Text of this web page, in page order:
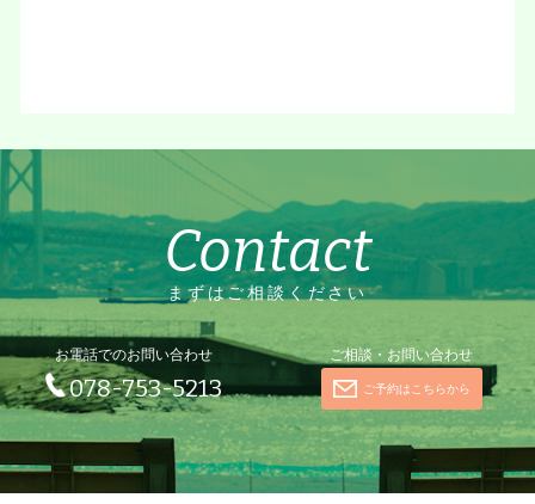
Contact
まずはご相談ください
お電話でのお問い合わせ
078-753-5213
ご相談・お問い合わせ
ご予約はこちらから